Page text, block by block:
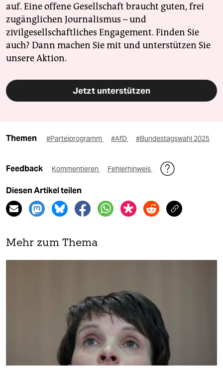
auf. Eine offene Gesellschaft braucht guten, frei
zugänglichen Journalismus – und
zivilgesellschaftliches Engagement. Finden Sie
auch? Dann machen Sie mit und unterstützen Sie
unsere Aktion.
Jetzt unterstützen
Themen #Parteiprogramm #AfD #Bundestagswahl 2025
Feedback Kommentieren Fehlerhinweis
Diesen Artikel teilen
Mehr zum Thema